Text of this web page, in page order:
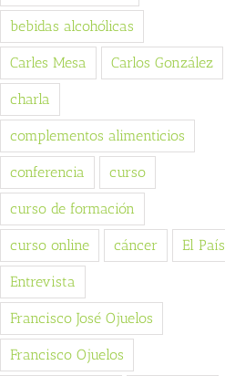
bebidas alcohólicas
Carles Mesa Carlos González
charla
complementos alimenticios
conferencia curso
curso de formación
curso online cáncer El País
Entrevista
Francisco José Ojuelos
Francisco Ojuelos